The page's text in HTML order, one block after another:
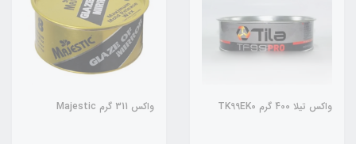
واکس تیلا 400 گرم TK99EK0 واکس 311 گرم Majestic